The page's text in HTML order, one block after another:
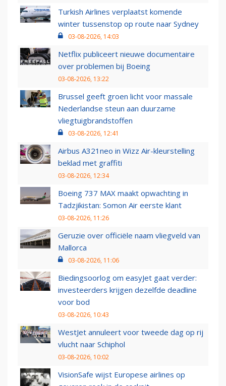
Turkish Airlines verplaatst komende
winter tussenstop op route naar Sydney
03-08-2026, 14:03
Netflix publiceert nieuwe documentaire
over problemen bij Boeing
03-08-2026, 13:22
Brussel geeft groen licht voor massale
Nederlandse steun aan duurzame
vliegtuigbrandstoffen
03-08-2026, 12:41
Airbus A321neo in Wizz Air-kleurstelling
beklad met graffiti
03-08-2026, 12:34
Boeing 737 MAX maakt opwachting in
Tadzjikistan: Somon Air eerste klant
03-08-2026, 11:26
Geruzie over officiële naam vliegveld van
Mallorca
03-08-2026, 11:06
Biedingsoorlog om easyJet gaat verder:
investeerders krijgen dezelfde deadline
voor bod
03-08-2026, 10:43
WestJet annuleert voor tweede dag op rij
vlucht naar Schiphol
03-08-2026, 10:02
VisionSafe wijst Europese airlines op